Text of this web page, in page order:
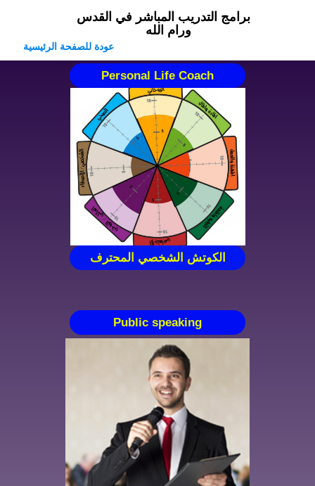
برامج التدريب المباشر في القدس
ورام الله
عودة للصفحة الرئيسية
الكوتش الشخصي المحترف
Personal Life Coach
Public speaking